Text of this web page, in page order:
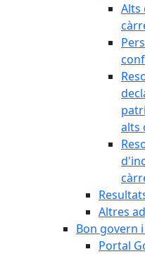
Alts
alts
Altres
Bon govern
Portal